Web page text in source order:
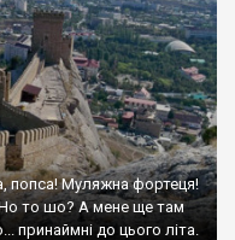
попса! Муляжна фортеця!
Но то шо? А мене ще там
принаймні до цього літа.